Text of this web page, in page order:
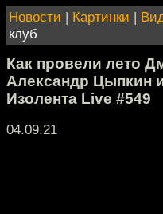
Новости | Картинки |
клуб
Как провели лето
Александр Цыпкин
Изолента Live #549
04.09.21